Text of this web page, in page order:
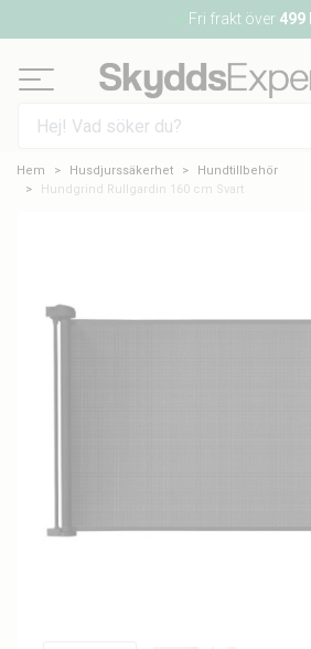
Fri frakt över 499
Hem Husdjurssäkerhet
Hundtillbehör
Hundgrind Rullgardin 160 cm Svart